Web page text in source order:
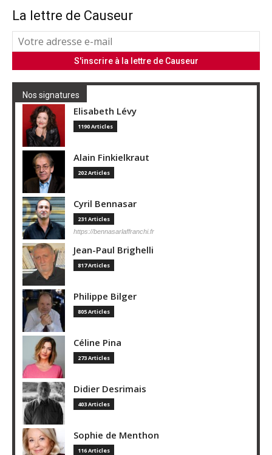
La lettre de Causeur
Nos signatures
Elisabeth Lévy
1190 Articles
Alain Finkielkraut
202 Articles
Cyril Bennasar
231 Articles
https://bennasarlaffranchi.fr
Jean-Paul Brighelli
817 Articles
Philippe Bilger
805 Articles
Céline Pina
273 Articles
Didier Desrimais
403 Articles
Sophie de Menthon
116 Articles